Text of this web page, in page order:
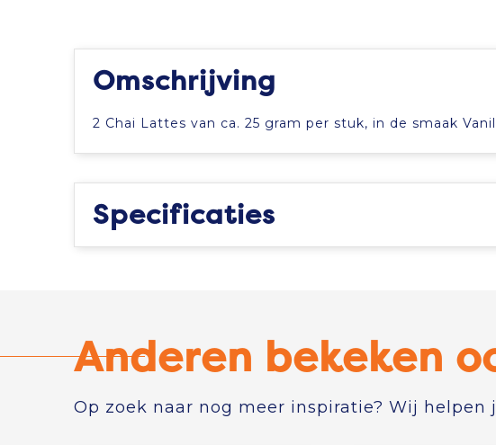
Omschrijving
2 Chai Lattes van ca. 25 gram per stuk, in de smaak
Specificaties
Anderen bekeken
Op zoek naar nog meer inspiratie? Wij helpen